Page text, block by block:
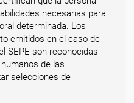
necesarias para
determinada. Los
emitidos en el caso de
SEPE son reconocidas
de las
selecciones de